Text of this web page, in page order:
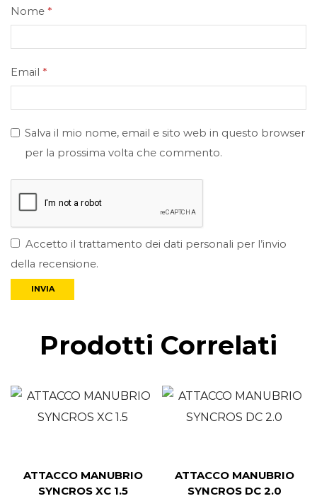
Nome *
Email *
Salva il mio nome, email e sito web in questo browser
per la prossima volta che commento.
Accetto il trattamento dei dati personali per l’invio
della recensione.
Prodotti Correlati
ATTACCO MANUBRIO
SYNCROS XC 1.5
ATTACCO MANUBRIO
SYNCROS DC 2.0